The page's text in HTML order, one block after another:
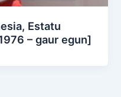
Estatu
– gaur egun]